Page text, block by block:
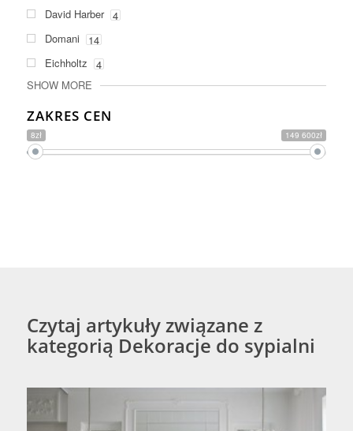
David Harber 4
Domani
14
Eichholtz
4
SHOW MORE
ZAKRES CEN
8zł 149 600zł
Czytaj artykuły związane z
kategorią Dekoracje do sypialni